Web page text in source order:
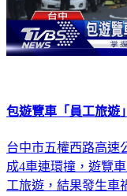
包遊覽車「員工旅
台中市五權西路高速
成4車連環撞，遊覽
工旅遊，結果發生車